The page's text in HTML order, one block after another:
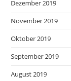
Dezember 2019
November 2019
Oktober 2019
September 2019
August 2019